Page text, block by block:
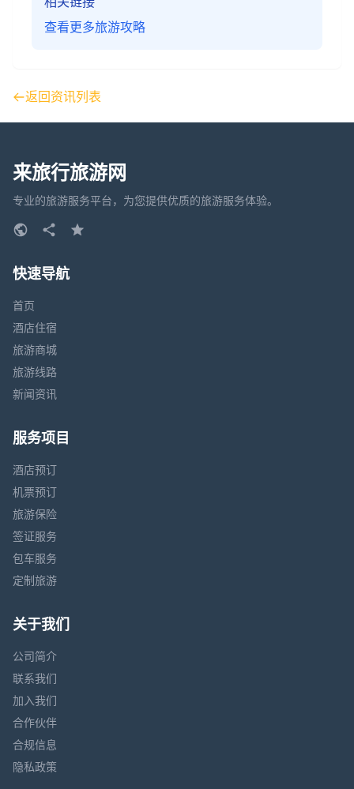
查看更多旅游攻略
返回资讯列表
来旅行旅游网
专业的旅游服务平台，为您提供优质的旅游服务体验。
快速导航
首页
酒店住宿
旅游商城
旅游线路
新闻资讯
服务项目
酒店预订
机票预订
旅游保险
签证服务
包车服务
定制旅游
关于我们
公司简介
联系我们
加入我们
合作伙伴
合规信息
隐私政策